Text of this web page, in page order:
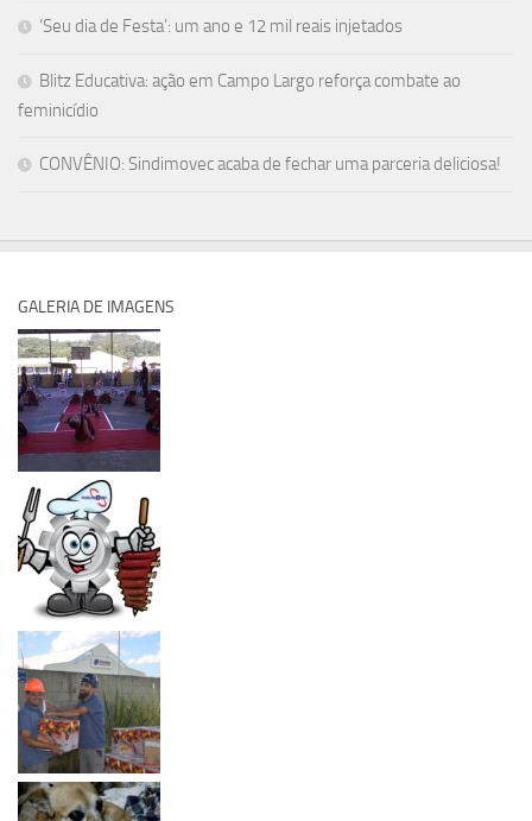
‘Seu dia de Festa’: um ano e 12 mil reais injetados
Blitz Educativa: ação em Campo Largo reforça combate ao
feminicídio
CONVÊNIO: Sindimovec acaba de fechar uma parceria deliciosa!
GALERIA DE IMAGENS